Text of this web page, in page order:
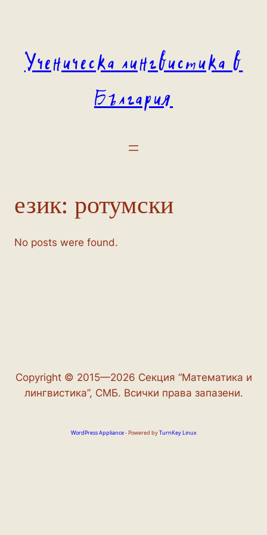
Ученическа лингвистика в
България
език: ротумски
No posts were found.
Copyright © 2015—2026 Секция “Математика и
лингвистика”, СМБ. Всички права запазени.
WordPress Appliance- Powered byTurnKey Linux